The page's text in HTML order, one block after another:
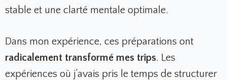
stable et une clarté mentale optimale.
Dans mon expérience, ces préparations ont
radicalement transformé mes trips. Les
expériences où j’avais pris le temps de structurer